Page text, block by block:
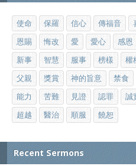
使命 保羅 信心 傳福音
恩賜
悔改 愛 愛心 感恩
新事
智慧 服事 榜樣 權
父親
獎賞 神的旨意 禁食
能力
苦難 見證 認罪 誠
超越
醫治 順服 饒恕
Recent Sermons